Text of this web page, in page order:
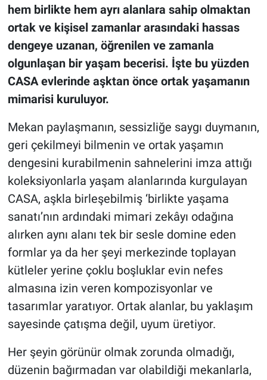
hem birlikte hem ayrı alanlara sahip olmaktan
ortak ve kişisel zamanlar arasındaki hassas
dengeye uzanan, öğrenilen ve zamanla
olgunlaşan bir yaşam becerisi. İşte bu yüzden
CASA evlerinde aşktan önce ortak yaşamanın
mimarisi kuruluyor.
Mekan paylaşmanın, sessizliğe saygı duymanın,
geri çekilmeyi bilmenin ve ortak yaşamın
dengesini kurabilmenin sahnelerini imza attığı
koleksiyonlarla yaşam alanlarında kurgulayan
CASA, aşkla birleşebilmiş ‘birlikte yaşama
sanatı’nın ardındaki mimari zekâyı odağına
alırken aynı alanı tek bir sesle domine eden
formlar ya da her şeyi merkezinde toplayan
kütleler yerine çoklu boşluklar evin nefes
almasına izin veren kompozisyonlar ve
tasarımlar yaratıyor. Ortak alanlar, bu yaklaşım
sayesinde çatışma değil, uyum üretiyor.
Her şeyin görünür olmak zorunda olmadığı,
düzenin bağırmadan var olabildiği mekanlarla,